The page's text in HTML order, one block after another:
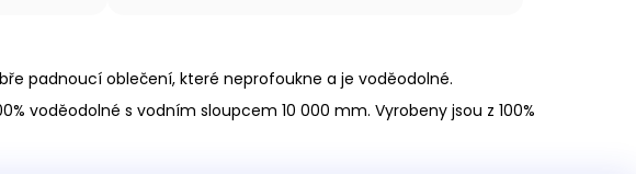
padnoucí oblečení, které neprofoukne a je voděodolné.
voděodolné s vodním sloupcem 10 000 mm. Vyrobeny jsou z 100%